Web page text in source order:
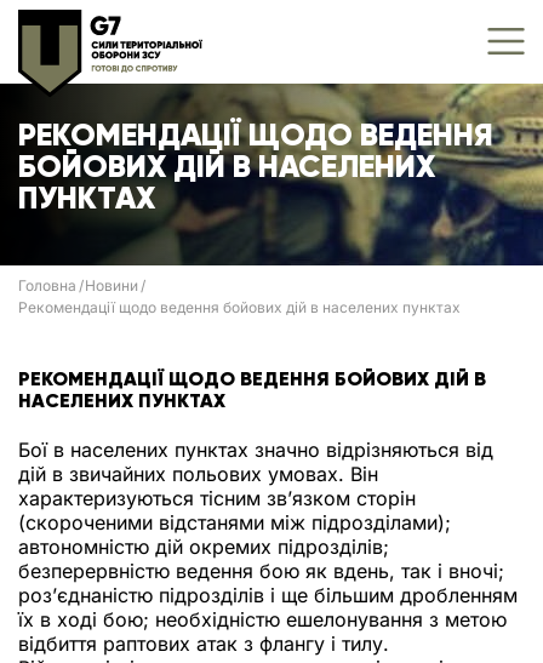
РЕКОМЕНДАЦІЇ ЩОДО ВЕДЕННЯ
БОЙОВИХ ДІЙ В НАСЕЛЕНИХ
ПУНКТАХ
Головна Новини
Рекомендації щодо ведення бойових дій в населених пунктах
РЕКОМЕНДАЦІЇ ЩОДО ВЕДЕННЯ БОЙОВИХ ДІЙ В
НАСЕЛЕНИХ ПУНКТАХ
Бої в населених пунктах значно відрізняються від
дій в звичайних польових умовах. Він
характеризуються тісним зв’язком сторін
(скороченими відстанями між підрозділами);
автономністю дій окремих підрозділів;
безперервністю ведення бою як вдень, так і вночі;
роз’єднаністю підрозділів і ще більшим дробленням
їх в ході бою; необхідністю ешелонування з метою
відбиття раптових атак з флангу і тилу.